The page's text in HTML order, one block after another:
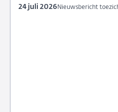
Nieuwsbericht
24 juli 2026